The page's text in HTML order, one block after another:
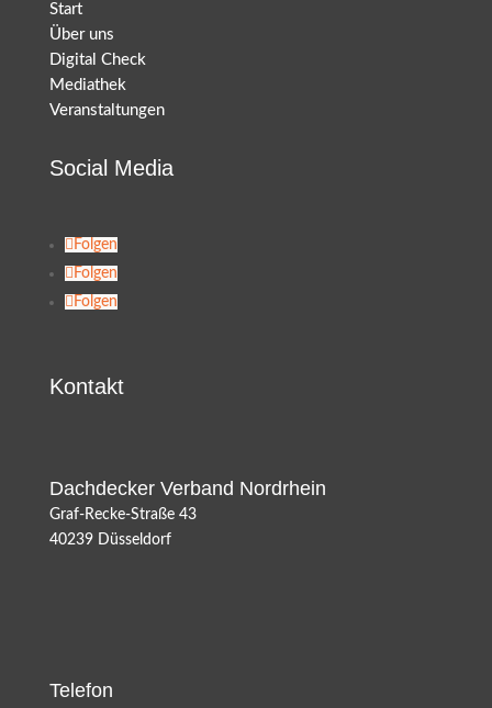
Start
Über uns
Digital Check
Mediathek
Veranstaltungen
Social Media
Folgen
Folgen
Folgen
Kontakt
Dachdecker Verband Nordrhein
Graf-Recke-Straße 43
40239 Düsseldorf
Telefon